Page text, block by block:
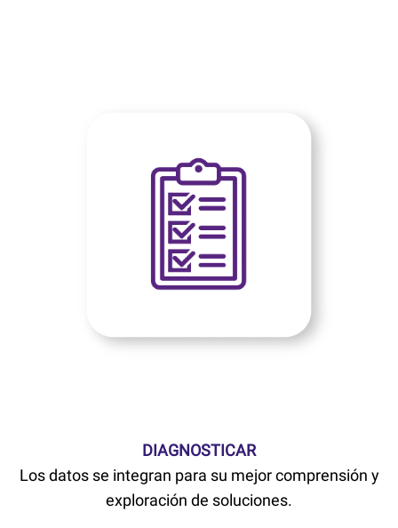
DIAGNOSTICAR
Los datos se integran para su mejor comprensión y
exploración de soluciones.